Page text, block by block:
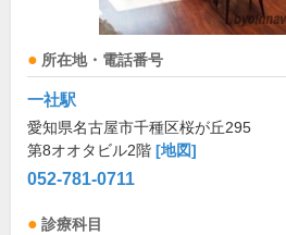
所在地・電話番号
一社駅
愛知県名古屋市千種区桜が丘295
第8オオタビル2階 [地図]
052-781-0711
診療科目